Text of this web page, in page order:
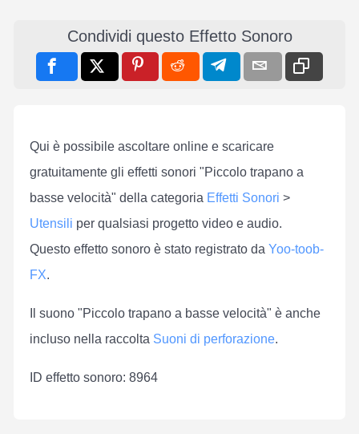
Condividi questo Effetto Sonoro
Qui è possibile ascoltare online e scaricare
gratuitamente gli effetti sonori "Piccolo trapano a
basse velocità" della categoria Effetti Sonori >
Utensili per qualsiasi progetto video e audio.
Questo effetto sonoro è stato registrato da Yoo-toob-
FX.
Il suono "Piccolo trapano a basse velocità" è anche
incluso nella raccolta Suoni di perforazione.
ID effetto sonoro: 8964